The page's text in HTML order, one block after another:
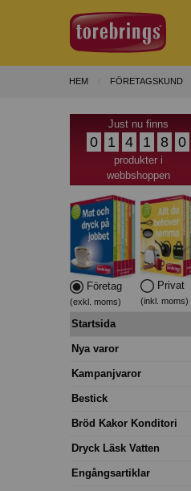
HEM FÖRETAGSKUND
Just nu finns
0 1 4 1 8 0
produkter i
webbshoppen
Företag
(exkl. moms)
Privat
(inkl. moms)
Startsida
Nya varor
Kampanjvaror
Bestick
Bröd Kakor Konditori
Dryck Läsk Vatten
Engångsartiklar